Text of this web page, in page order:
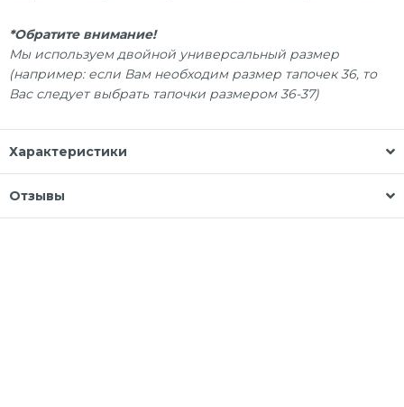
*Обратите внимание!
Мы используем двойной универсальный размер
(например: если Вам необходим размер тапочек 36, то
Вас следует выбрать тапочки размером 36-37)
Характеристики
Отзывы